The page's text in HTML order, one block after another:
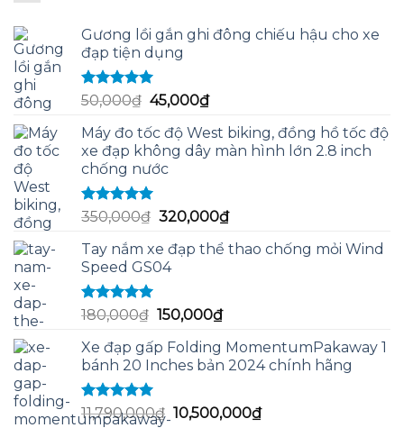
Gương lồi gắn ghi đông chiếu hậu cho xe
đạp tiện dụng
Được xếp
hạng
sao
50,000₫ Giá
là:
50,000₫.
45,000₫Giá
tại
là:
Máy đo tốc độ West biking, đồng hồ tốc độ
xe đạp không dây màn hình lớn 2.8 inch
chống nước
Được xếp
hạng
sao
350,000₫ Giá
là:
350,000₫.
320,000₫Giá
tại
Tay nắm xe đạp thể thao chống mỏi Wind
Speed GS04
Được xếp
hạng
sao
180,000₫ Giá
là:
180,000₫.
150,000₫Giá
tại
là:
Xe đạp gấp Folding MomentumPakaway 1
bánh 20 Inches bản 2024 chính hãng
Được xếp
hạng5.005
11,790,000₫ Giá
10,500,000₫Giá